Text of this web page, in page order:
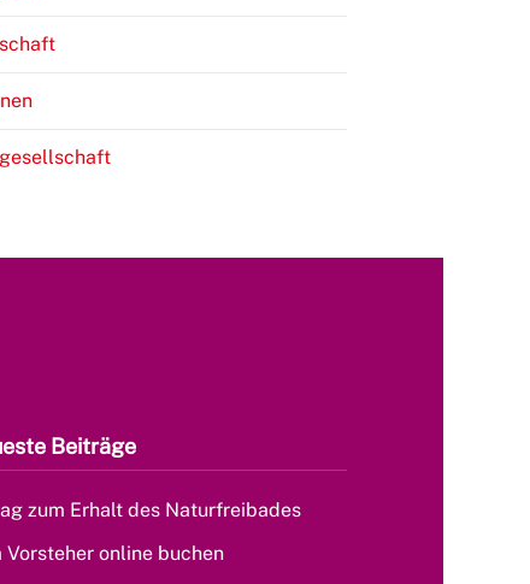
Beiträge
zum Erhalt des Naturfreibades
Vorsteher online buchen